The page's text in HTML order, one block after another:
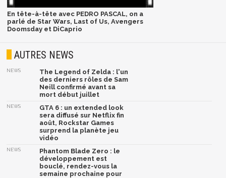
En tête-à-tête avec PEDRO PASCAL, on a
parlé de Star Wars, Last of Us, Avengers
Doomsday et DiCaprio
AUTRES NEWS
NEWS
The Legend of Zelda : l'un
des derniers rôles de Sam
Neill confirmé avant sa
mort début juillet
NEWS
GTA 6 : un extended look
sera diffusé sur Netflix fin
août, Rockstar Games
surprend la planète jeu
vidéo
NEWS
Phantom Blade Zero : le
développement est
bouclé, rendez-vous la
semaine prochaine pour